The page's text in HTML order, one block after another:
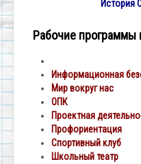
История
Рабочие программы
Информационная
Мир вокруг нас
ОПК
Проектная
Профориентация
Спортивный клуб
Школьный театр